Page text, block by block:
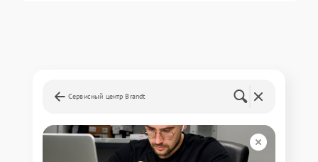
Сервисный центр Brandt